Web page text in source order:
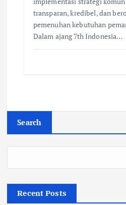
transparan, kredibel, dan
pemenuhan kebutuhan
Dalam ajang 7th Indonesia…
Search
Recent Posts